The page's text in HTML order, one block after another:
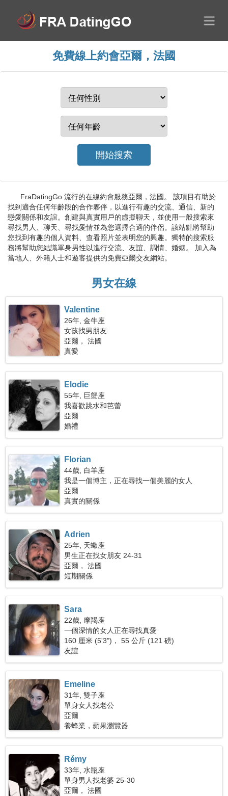
免費線上約會亞爾，法國
FraDatingGo 流行的在線約會服務亞爾，法國。 該項目有助於
找到適合任何年齡段的合作夥伴，以進行有趣的交流、通信、新的
戀愛關係和友誼。創建與真實用戶的虛擬聊天，並使用一般搜索來
尋找男人、聊天、尋找愛情並為您選擇合適的伴侶。該站點將幫助
您找到有趣的個人資料、查看照片並表明您的興趣。獨特的搜索服
務將幫助您結識單身男性以進行交流、友誼、調情、婚姻。 加入為
當地人、外籍人士和遊客提供的免費亞爾交友網站。
男女在線
Valentine
26年, 金牛座
女孩找男朋友
亞爾， 法國
真愛
Elodie
55年, 巨蟹座
我喜歡跳水和芭蕾
亞爾
婚禮
Florian
44歲, 白羊座
我是一個博主，正在尋找一個美麗的女人
亞爾
真實的關係
Adrien
25年, 天蠍座
男生正在找女朋友 24-31
亞爾， 法國
短期關係
Sara
22歲, 摩羯座
一個深情的女人正在尋找真愛
160 厘米 (5'3")， 55 公斤 (121 磅)
友誼
Emeline
31年, 雙子座
單身女人找老公
亞爾
養蜂業，蘋果瀏覽器
Rémy
33年, 水瓶座
單身男人找老婆 25-30
亞爾， 法國